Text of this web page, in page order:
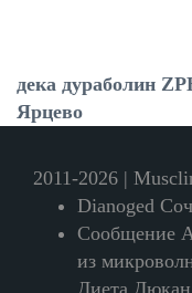
дека дураболин
Ярцево
2011-2026 |
Dianoged
Сообщение
из
Диета